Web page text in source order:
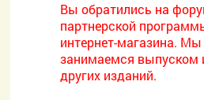
Вы обратились на
партнерской
интернет-магазина. Мы
занимаемся выпуском
других изданий.